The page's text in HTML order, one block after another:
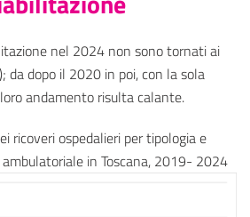
nel 2024 non sono tornati ai
da dopo il 2020 in poi, con la sola
andamento risulta calante.
ricoveri ospedalieri per tipologia e
in Toscana, 2019- 2024